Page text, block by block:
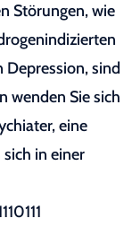
Störungen, wie
Depression, sind
wenden Sie sich
eine
in einer